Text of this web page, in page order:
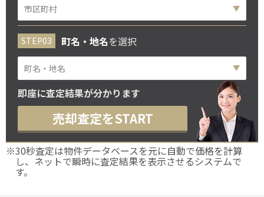
町名・地名を選択
即座に査定結果が分かります
売却査定をSTART
※30秒査定は物件データベースを元に自動で価格を計算
し、ネットで瞬時に査定結果を表示させるシステムで
す。